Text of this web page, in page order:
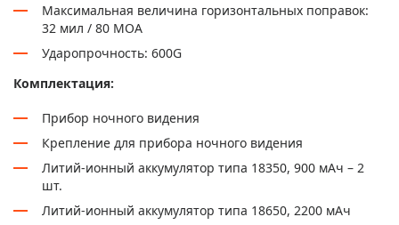
Максимальная величина горизонтальных поправок:
32 мил / 80 МОА
Ударопрочность: 600G
Комплектация:
Прибор ночного видения
Крепление для прибора ночного видения
Литий-ионный аккумулятор типа 18350, 900 мАч – 2
шт.
Литий-ионный аккумулятор типа 18650, 2200 мАч